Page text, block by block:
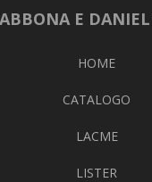
ABBONA E
HOME
CATALOGO
LACME
LISTER